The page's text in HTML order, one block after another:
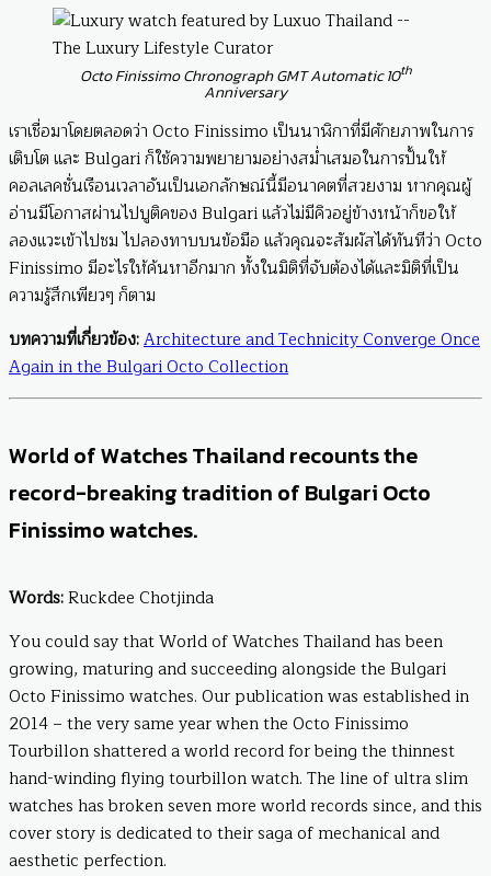
Octo Finissimo Chronograph GMT Automatic 10th
Anniversary
เราเชื่อมาโดยตลอดว่า Octo Finissimo เป็นนาฬิกาที่มีศักยภาพในการ
เติบโต และ Bulgari ก็ใช้ความพยายามอย่างสม่ำเสมอในการปั้นให้
คอลเลคชั่นเรือนเวลาอันเป็นเอกลักษณ์นี้มีอนาคตที่สวยงาม หากคุณผู้
อ่านมีโอกาสผ่านไปบูติคของ Bulgari แล้วไม่มีคิวอยู่ข้างหน้าก็ขอให้
ลองแวะเข้าไปชม ไปลองทาบบนข้อมือ แล้วคุณจะสัมผัสได้ทันทีว่า Octo
Finissimo มีอะไรให้ค้นหาอีกมาก ทั้งในมิติที่จับต้องได้และมิติที่เป็น
ความรู้สึกเพียวๆ ก็ตาม
บทความที่เกี่ยวข้อง:Architecture and Technicity Converge Once
Again in the Bulgari Octo Collection
World of Watches Thailand recounts the
record-breaking tradition of Bulgari Octo
Finissimo watches.
Words: Ruckdee Chotjinda
You could say that World of Watches Thailand has been
growing, maturing and succeeding alongside the Bulgari
Octo Finissimo watches. Our publication was established in
2014 – the very same year when the Octo Finissimo
Tourbillon shattered a world record for being the thinnest
hand-winding flying tourbillon watch. The line of ultra slim
watches has broken seven more world records since, and this
cover story is dedicated to their saga of mechanical and
aesthetic perfection.